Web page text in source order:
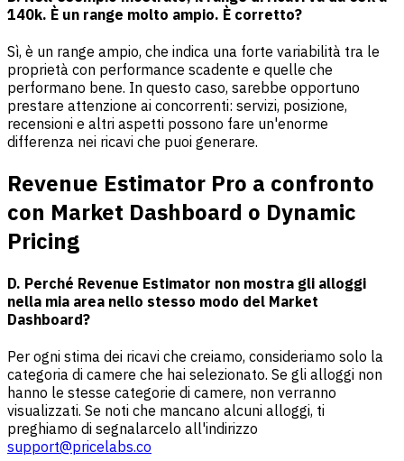
140k. È un range molto ampio. È corretto?
Sì, è un range ampio, che indica una forte variabilità tra le
proprietà con performance scadente e quelle che
performano bene. In questo caso, sarebbe opportuno
prestare attenzione ai concorrenti: servizi, posizione,
recensioni e altri aspetti possono fare un'enorme
differenza nei ricavi che puoi generare.
Revenue Estimator Pro a confronto
con Market Dashboard o Dynamic
Pricing
D. Perché Revenue Estimator non mostra gli alloggi
nella mia area nello stesso modo del Market
Dashboard?
Per ogni stima dei ricavi che creiamo, consideriamo solo la
categoria di camere che hai selezionato. Se gli alloggi non
hanno le stesse categorie di camere, non verranno
visualizzati. Se noti che mancano alcuni alloggi, ti
preghiamo di segnalarcelo all'indirizzo
support@pricelabs.co